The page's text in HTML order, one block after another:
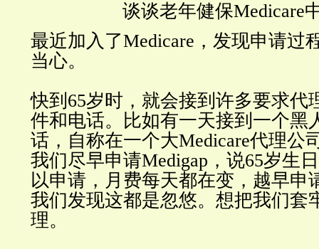
谈谈老年健保Medicare
最近加入了Medicare，发现申请过
当心。
快到65岁时，就会接到许多要求代
件和电话。比如有一天接到一个黑
话，自称在一个大Medicare代理公
我们尽早申请Medigap，说65岁生
以申请，月费每天都在变，越早申
我们发现这都是忽悠。想把我们套
理。